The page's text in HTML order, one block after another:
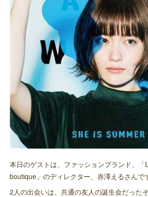
本日のゲストは、ファッションブランド、「
boutique」のディレクター、赤澤えるさんで
2人の出会いは、共通の友人の誕生会だった